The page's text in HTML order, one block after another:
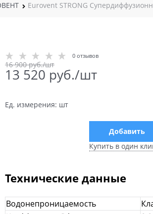
Eurovent STRONG
0 отзывов
16 900 руб./шт
13 520 руб./шт
Ед. измерения: шт
Добавить
Купить в один
Технические данные
Водонепроницаемость